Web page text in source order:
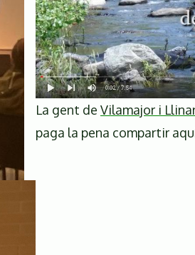
La gent de Vilamajor i
paga la pena compartir